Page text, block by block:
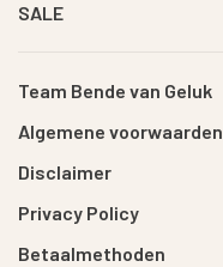
SALE
Team Bende van Geluk
Algemene voorwaarden
Disclaimer
Privacy Policy
Betaalmethoden